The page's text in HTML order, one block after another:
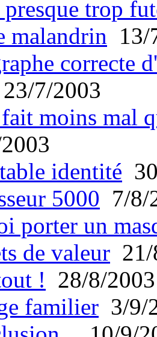
trop
malandrin 13/
correcte
23/7/2003
moins mal
identité
5000 7/8/
porter un
de valeur
! 28/8/2003
familier 3/9/